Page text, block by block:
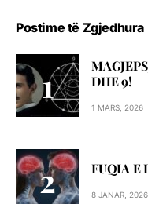
Postime të Zgjedhura
DHE 9!
1 MARS, 2026
FUQIA E
8 JANAR, 2026